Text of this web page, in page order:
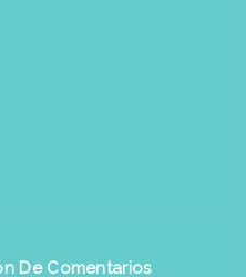
De Comentarios